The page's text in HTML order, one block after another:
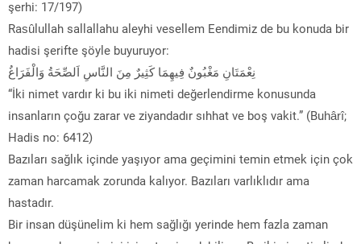
şerhi: 17/197)
Rasûlullah sallallahu aleyhi vesellem Eendimiz de bu konuda bir
hadisi şerifte şöyle buyuruyor:
نِعْمَتَانِ مَغْبُونٌ فِيهِمَا كَثِيرٌ مِنَ النَّاسِ اَلصِّحَةُ وَالْفَرَاغُ
“İki nimet vardır ki bu iki nimeti değerlendirme konusunda
insanların çoğu zarar ve ziyandadır sıhhat ve boş vakit.” (Buhârî;
Hadis no: 6412)
Bazıları sağlık içinde yaşıyor ama geçimini temin etmek için çok
zaman harcamak zorunda kalıyor. Bazıları varlıklıdır ama
hastadır.
Bir insan düşünelim ki hem sağlığı yerinde hem fazla zaman